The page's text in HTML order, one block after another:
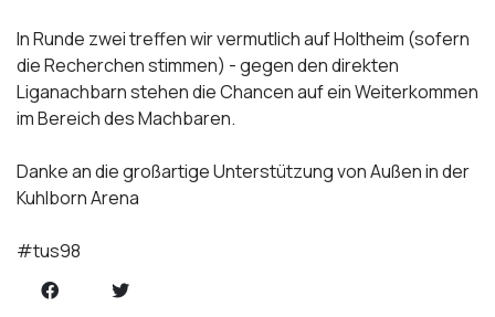
In Runde zwei treffen wir vermutlich auf Holtheim (sofern
die Recherchen stimmen) - gegen den direkten
Liganachbarn stehen die Chancen auf ein Weiterkommen
im Bereich des Machbaren.
Danke an die großartige Unterstützung von Außen in der
Kuhlborn Arena
#tus98